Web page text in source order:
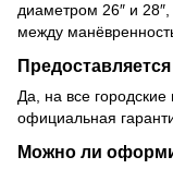
диаметром 26″ и
между
Да, на все
официальная
Можно ли